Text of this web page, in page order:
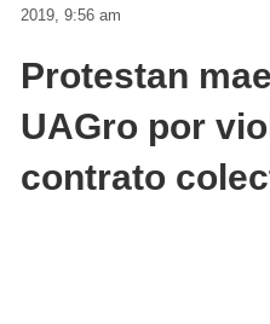
2019, 9:56 am
Protestan
UAGro por
contrato